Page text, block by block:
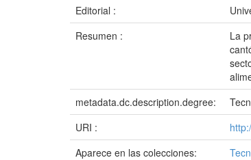
Editorial :
Resumen :
La
metadata.dc.description.degree:
URI :
Aparece en las colecciones: